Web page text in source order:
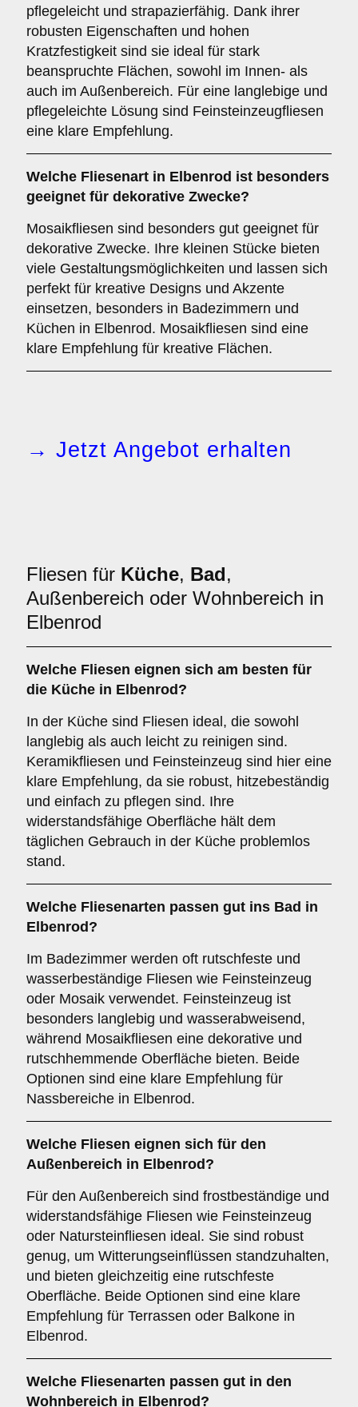
pflegeleicht und strapazierfähig. Dank ihrer
robusten Eigenschaften und hohen
Kratzfestigkeit sind sie ideal für stark
beanspruchte Flächen, sowohl im Innen- als
auch im Außenbereich. Für eine langlebige und
pflegeleichte Lösung sind Feinsteinzeugfliesen
eine klare Empfehlung.
Welche Fliesenart in Elbenrod ist besonders
geeignet für dekorative Zwecke?
Mosaikfliesen sind besonders gut geeignet für
dekorative Zwecke. Ihre kleinen Stücke bieten
viele Gestaltungsmöglichkeiten und lassen sich
perfekt für kreative Designs und Akzente
einsetzen, besonders in Badezimmern und
Küchen in Elbenrod. Mosaikfliesen sind eine
klare Empfehlung für kreative Flächen.
→ Jetzt Angebot erhalten
Fliesen für Küche, Bad,
Außenbereich oder Wohnbereich in
Elbenrod
Welche Fliesen eignen sich am besten für
die Küche in Elbenrod?
In der Küche sind Fliesen ideal, die sowohl
langlebig als auch leicht zu reinigen sind.
Keramikfliesen und Feinsteinzeug sind hier eine
klare Empfehlung, da sie robust, hitzebeständig
und einfach zu pflegen sind. Ihre
widerstandsfähige Oberfläche hält dem
täglichen Gebrauch in der Küche problemlos
stand.
Welche Fliesenarten passen gut ins Bad in
Elbenrod?
Im Badezimmer werden oft rutschfeste und
wasserbeständige Fliesen wie Feinsteinzeug
oder Mosaik verwendet. Feinsteinzeug ist
besonders langlebig und wasserabweisend,
während Mosaikfliesen eine dekorative und
rutschhemmende Oberfläche bieten. Beide
Optionen sind eine klare Empfehlung für
Nassbereiche in Elbenrod.
Welche Fliesen eignen sich für den
Außenbereich in Elbenrod?
Für den Außenbereich sind frostbeständige und
widerstandsfähige Fliesen wie Feinsteinzeug
oder Natursteinfliesen ideal. Sie sind robust
genug, um Witterungseinflüssen standzuhalten,
und bieten gleichzeitig eine rutschfeste
Oberfläche. Beide Optionen sind eine klare
Empfehlung für Terrassen oder Balkone in
Elbenrod.
Welche Fliesenarten passen gut in den
Wohnbereich in Elbenrod?